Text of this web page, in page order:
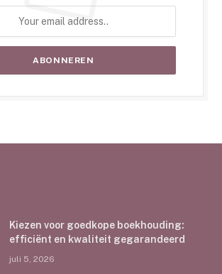
Kiezen voor goedkope boekhouding:
efficiënt en kwaliteit gegarandeerd
juli 5, 2026